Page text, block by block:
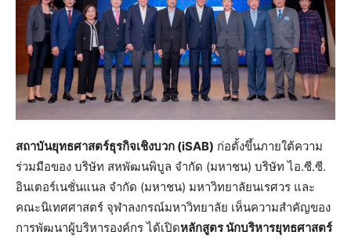
สถาบันยุทธศาสตร์ธุรกิจเชิงบวก (iSAB) ก่อตั้งขึ้นภายใต้ความ
ร่วมมือของ บริษัท สหพัฒนพิบูล จำกัด (มหาชน) บริษัท ไอ.ซี.ซี.
อินเตอร์เนชั่นแนล จํากัด (มหาชน) มหาวิทยาลัยนเรศวร และ
คณะนิเทศศาสตร์ จุฬาลงกรณ์มหาวิทยาลัย เห็นความสำคัญของ
การพัฒนาผู้บริหารองค์กร ได้เปิดหลักสูตร นักบริหารยุทธศาสตร์